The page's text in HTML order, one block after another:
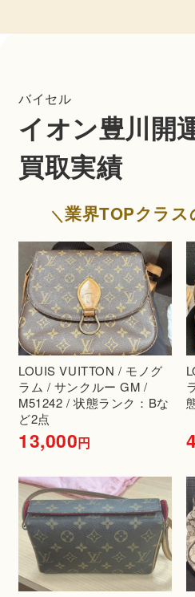
バイセル
イオン豊川開
買取実績
業界TOPクラス
LOUIS VUITTON / モノグ
ラム / サンクルー GM /
M51242 / 状態ランク：Bな
ど2点
13,000円